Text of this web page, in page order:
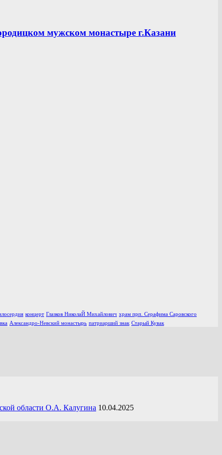
мужском монастыре г.Казани
концерт Глазков НиколаЙ Михайлович храм прп. Серафима Саровского
Александро-Невский монастырь патриарший знак Старый Кувак
области О.А. Калугина 10.04.2025